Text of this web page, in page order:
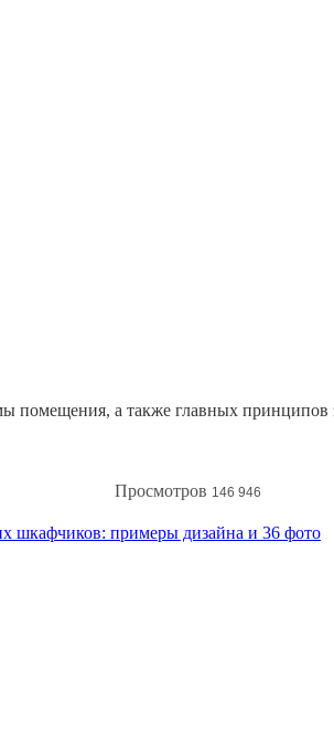
помещения, а также главных
Просмотров 146 946